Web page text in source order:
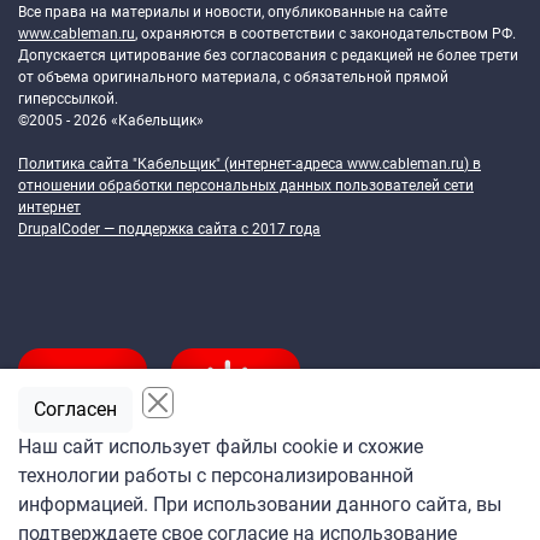
Все права на материалы и новости, опубликованные на сайте
www.cableman.ru, охраняются в соответствии с законодательством РФ.
Допускается цитирование без согласования с редакцией не более трети
от объема оригинального материала, с обязательной прямой
гиперссылкой.
©2005 - 2026 «Кабельщик»
Политика сайта "Кабельщик" (интернет-адреса www.cableman.ru) в
отношении обработки персональных данных пользователей сети
интернет
DrupalCoder — поддержка сайта c 2017 года
Подпишитесь
на ежедневную рассылку
Наш сайт использует файлы cookie и схожие
технологии работы с персонализированной
информацией. При использовании данного сайта, вы
подтверждаете свое согласие на использование
Согласен